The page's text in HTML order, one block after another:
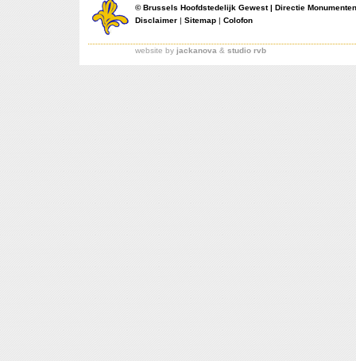
©Brussels Hoofdstedelijk Gewest| Directie
Disclaimer | Sitemap | Colofon
website by jackanova & studio rvb